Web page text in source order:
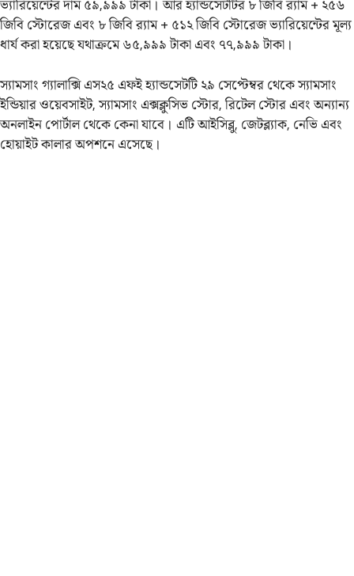
ভ্যারিয়েন্টের দাম ৫৯,৯৯৯ টাকা। আর হ্যান্ডসেটটির ৮ জিবি র‌্যাম + ২৫৬
জিবি স্টোরেজ এবং ৮ জিবি র‌্যাম + ৫১২ জিবি স্টোরেজ ভ্যারিয়েন্টের মূল্য
ধার্য করা হয়েছে যথাক্রমে ৬৫,৯৯৯ টাকা এবং ৭৭,৯৯৯ টাকা।
স্যামসাং গ্যালাক্সি এস২৫ এফই হ্যান্ডসেটটি ২৯ সেপ্টেম্বর থেকে স্যামসাং
ইন্ডিয়ার ওয়েবসাইট, স্যামসাং এক্সক্লুসিভ স্টোর, রিটেল স্টোর এবং অন্যান্য
অনলাইন পোর্টাল থেকে কেনা যাবে। এটি আইসিব্লু, জেটব্ল্যাক, নেভি এবং
হোয়াইট কালার অপশনে এসেছে।